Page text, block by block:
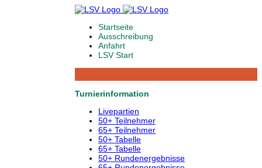
Startseite
Ausschreibung
Anfahrt
LSV Start
Turnierinformation
Livepartien
50+ Teilnehmer
65+ Teilnehmer
50+ Tabelle
65+ Tabelle
50+ Rundenergebnisse